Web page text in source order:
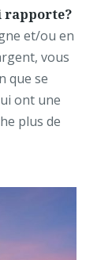
rapporte?
et/ou en
vous
que se
ont une
plus de